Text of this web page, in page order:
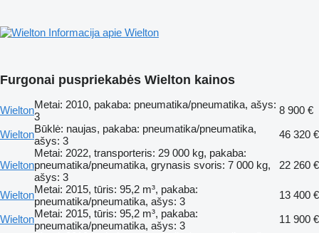
Informacija apie Wielton
Furgonai puspriekabės Wielton kainos
WieltonMetai: 2010, pakaba: pneumatika/pneumatika, ašys:
3
8 900 €
WieltonBūklė: naujas, pakaba: pneumatika/pneumatika,
ašys: 3
46 320 €
Wielton
Metai: 2022, transporteris: 29 000 kg, pakaba:
pneumatika/pneumatika, grynasis svoris: 7 000 kg,
ašys: 3
22 260 €
WieltonMetai: 2015, tūris: 95,2 m³, pakaba:
pneumatika/pneumatika, ašys: 3
13 400 €
WieltonMetai: 2015, tūris: 95,2 m³, pakaba:
pneumatika/pneumatika, ašys: 3
11 900 €